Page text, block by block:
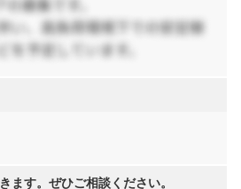
ます。ぜひご相談ください。